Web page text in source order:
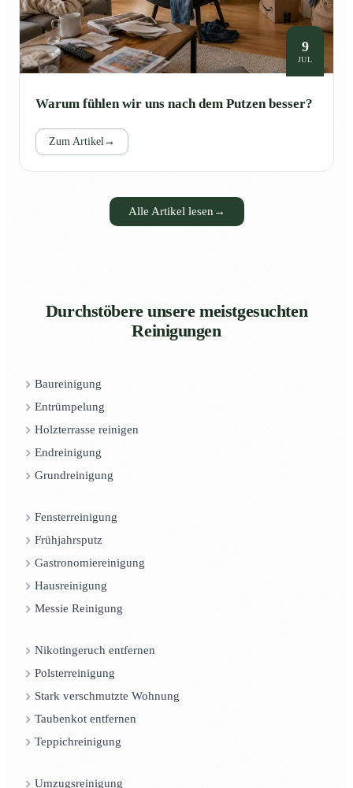
9
JUL
Warum fühlen wir uns nach dem Putzen besser?
Zum Artikel→
Alle Artikel lesen →
Durchstöbere unsere meistgesuchten
Reinigungen
Baureinigung
Entrümpelung
Holzterrasse reinigen
Endreinigung
Grundreinigung
Fensterreinigung
Frühjahrsputz
Gastronomiereinigung
Hausreinigung
Messie Reinigung
Nikotingeruch entfernen
Polsterreinigung
Stark verschmutzte Wohnung
Taubenkot entfernen
Teppichreinigung
Umzugsreinigung